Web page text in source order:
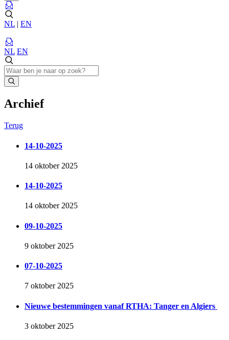
NL | EN
NL EN
Archief
Terug
14-10-2025
14 oktober 2025
14-10-2025
14 oktober 2025
09-10-2025
9 oktober 2025
07-10-2025
7 oktober 2025
Nieuwe bestemmingen vanaf RTHA: Tanger en Algiers
3 oktober 2025